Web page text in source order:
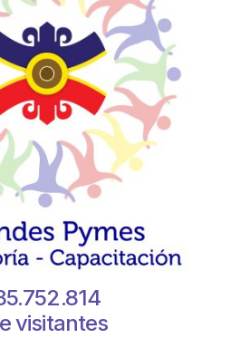
visitantes